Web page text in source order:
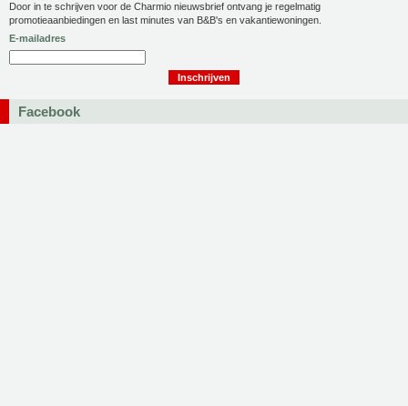
Door in te schrijven voor de Charmio nieuwsbrief ontvang je regelmatig
promotieaanbiedingen en last minutes van B&B's en vakantiewoningen.
E-mailadres
Facebook